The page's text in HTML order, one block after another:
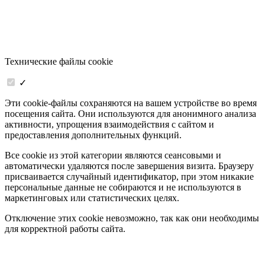
Технические файлы cookie
✓
Эти cookie-файлы сохраняются на вашем устройстве во время
посещения сайта. Они используются для анонимного анализа
активности, упрощения взаимодействия с сайтом и
предоставления дополнительных функций.
Все cookie из этой категории являются сеансовыми и
автоматически удаляются после завершения визита. Браузеру
присваивается случайный идентификатор, при этом никакие
персональные данные не собираются и не используются в
маркетинговых или статистических целях.
Отключение этих cookie невозможно, так как они необходимы
для корректной работы сайта.